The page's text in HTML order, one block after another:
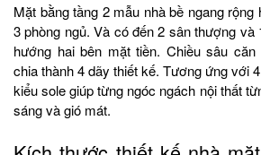
Mặt bằng tầng 2 mẫu nhà bề ngang
3 phòng ngủ. Và có đến 2 sân thượng và
hướng hai bên mặt tiền. Chiều sâu
chia thành 4 dãy thiết kế. Tương ứng với
kiểu sole giúp từng ngóc ngách nội thất
sáng và gió mát.